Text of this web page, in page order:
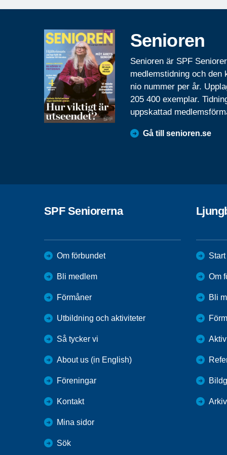
Senioren
Senioren är SPF
medlemstidning och den
nio nummer per år.
205 400 exemplar.
uppskattad
Gå till senioren.se
SPF Seniorerna
Om förbundet
Bli medlem
Förmåner
Utbildning och aktiviteter
Så tycker vi
About us (in English)
Föreningar
Kontakt
Mina sidor
Sök
Start
Om
Bli
Arkiv